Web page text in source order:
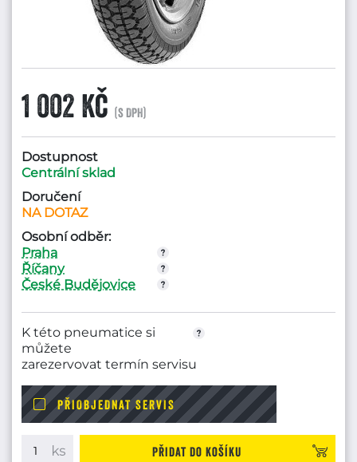
1 002 Kč (s DPH)
Dostupnost
Centrální sklad
Doručení
NA DOTAZ
Osobní odběr:
Praha
Říčany
České Budějovice
K této pneumatice si
můžete
zarezervovat termín servisu
PŘIOBJEDNAT SERVIS
Přidat do košíku